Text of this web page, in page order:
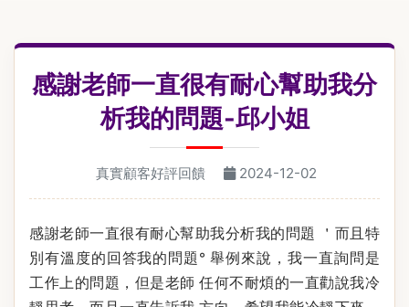
感謝老師一直很有耐心幫助我分
析我的問題-邱小姐
真實顧客好評回饋 2024-12-02
感謝老師一直很有耐心幫助我分析我的問題 ＇而且特
別有溫度的回答我的問題° 舉例來說，我一直詢問是
工作上的問題，但是老師 任何不耐煩的一直勸說我冷